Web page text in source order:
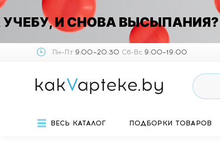
Пн–Пт9:00–20:30 Сб-Вс 9:00–19:00
ВЕСЬ КАТАЛОГ ПОДБОРКИ ТОВАРОВ